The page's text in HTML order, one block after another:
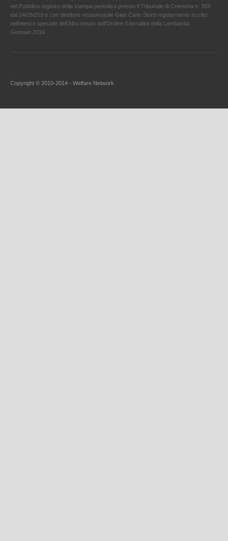
nel Pubblico registro della stampa periodica presso il Tribunale di Cremona n. 393
dal 24/09/203 e con direttore responsabile Gian Carlo Storti regolarmente iscritto
nell’elenco speciale dell’Albo tenuto dall’Ordine Giornalisti della Lombardia.
Gennaio 2016
Copyright © 2010-2014 - Welfare Network